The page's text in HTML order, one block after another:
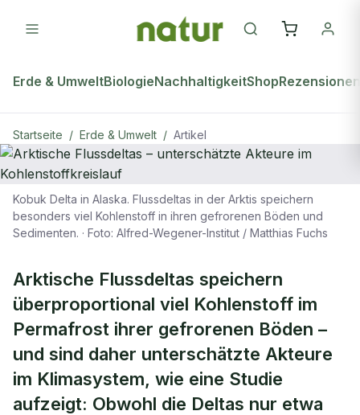
Erde & UmweltBiologieNachhaltigkeitShopRezensionen
Startseite / Erde & Umwelt / Artikel
ERDE & UMWELT
Arktische Flussdeltas –
Kohlenstoffkreislauf
Kobuk Delta in Alaska. Flussdeltas in der Arktis speichern
besonders viel Kohlenstoff in ihren gefrorenen Böden und
Sedimenten. · Foto: Alfred-Wegener-Institut / Matthias Fuchs
Arktische Flussdeltas speichern
überproportional viel Kohlenstoff im
Permafrost ihrer gefrorenen Böden –
und sind daher unterschätzte Akteure
im Klimasystem, wie eine Studie
aufzeigt: Obwohl die Deltas nur etwa